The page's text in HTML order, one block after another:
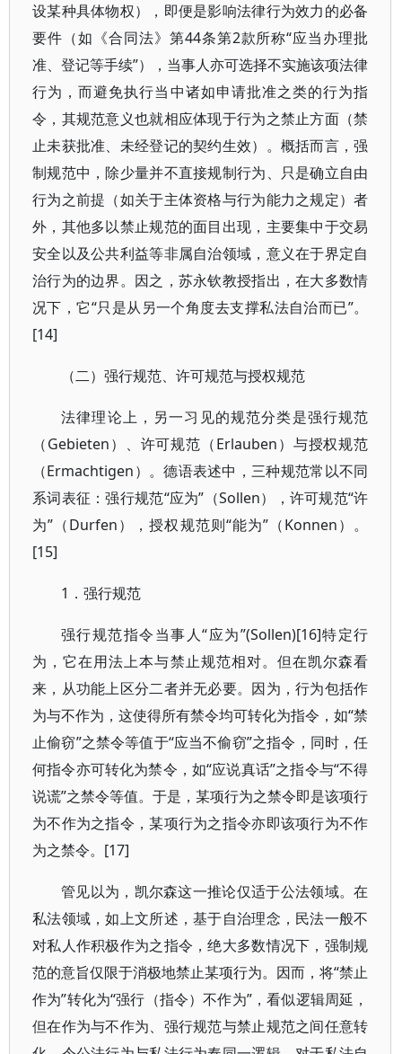
设某种具体物权），即便是影响法律行为效力的必备
要件（如《合同法》第44条第2款所称“应当办理批
准、登记等手续”），当事人亦可选择不实施该项法律
行为，而避免执行当中诸如申请批准之类的行为指
令，其规范意义也就相应体现于行为之禁止方面（禁
止未获批准、未经登记的契约生效）。概括而言，强
制规范中，除少量并不直接规制行为、只是确立自由
行为之前提（如关于主体资格与行为能力之规定）者
外，其他多以禁止规范的面目出现，主要集中于交易
安全以及公共利益等非属自治领域，意义在于界定自
治行为的边界。因之，苏永钦教授指出，在大多数情
况下，它“只是从另一个角度去支撑私法自治而已”。
[14]
（二）强行规范、许可规范与授权规范
法律理论上，另一习见的规范分类是强行规范
（Gebieten）、许可规范（Erlauben）与授权规范
（Ermachtigen）。德语表述中，三种规范常以不同
系词表征：强行规范“应为”（Sollen），许可规范“许
为”（Durfen），授权规范则“能为”（Konnen）。
[15]
1．强行规范
强行规范指令当事人“应为”(Sollen)[16]特定行
为，它在用法上本与禁止规范相对。但在凯尔森看
来，从功能上区分二者并无必要。因为，行为包括作
为与不作为，这使得所有禁令均可转化为指令，如“禁
止偷窃”之禁令等值于“应当不偷窃”之指令，同时，任
何指令亦可转化为禁令，如“应说真话”之指令与“不得
说谎”之禁令等值。于是，某项行为之禁令即是该项行
为不作为之指令，某项行为之指令亦即该项行为不作
为之禁令。[17]
管见以为，凯尔森这一推论仅适于公法领域。在
私法领域，如上文所述，基于自治理念，民法一般不
对私人作积极作为之指令，绝大多数情况下，强制规
范的意旨仅限于消极地禁止某项行为。因而，将“禁止
作为”转化为“强行（指令）不作为”，看似逻辑周延，
但在作为与不作为、强行规范与禁止规范之间任意转